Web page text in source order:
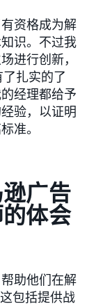
资格成为解
识。不过我
进行创新，
扎实的了
经理都给予
验，以证明
准。
广告
体会
助他们在解
包括提供战